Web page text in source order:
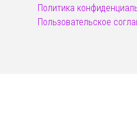
Политика
Пользовательское